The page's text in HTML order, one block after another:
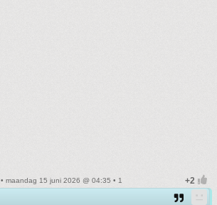
• maandag 15 juni 2026 @ 04:35 • 1